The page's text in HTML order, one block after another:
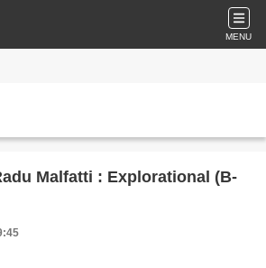
MENU
Malfatti : Explorational (B-